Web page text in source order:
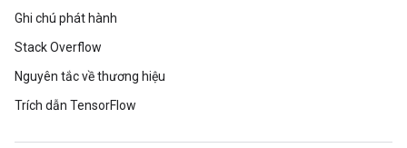
Ghi chú phát hành
Stack Overflow
Nguyên tắc về thương hiệu
Trích dẫn TensorFlow